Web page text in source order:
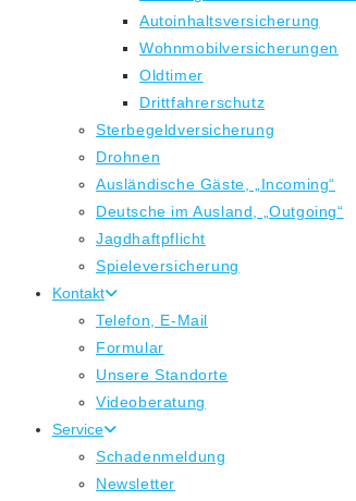
Autoinhaltsversicherung
Wohnmobilversicherungen
Oldtimer
Drittfahrerschutz
Sterbegeldversicherung
Drohnen
Ausländische Gäste, „Incoming“
Deutsche im Ausland, „Outgoing“
Jagdhaftpflicht
Spieleversicherung
Kontakt
Telefon, E-Mail
Formular
Unsere Standorte
Videoberatung
Service
Schadenmeldung
Newsletter